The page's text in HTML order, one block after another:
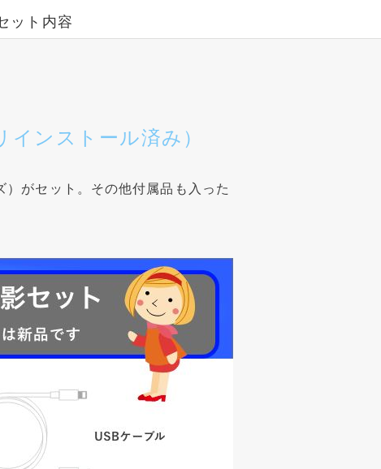
ット内容
ンストール済み）
がセット。その他付属品も入った